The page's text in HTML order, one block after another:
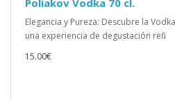
Elegancia y Pureza: Descubre la
una experiencia de degustación refi..
15.00€